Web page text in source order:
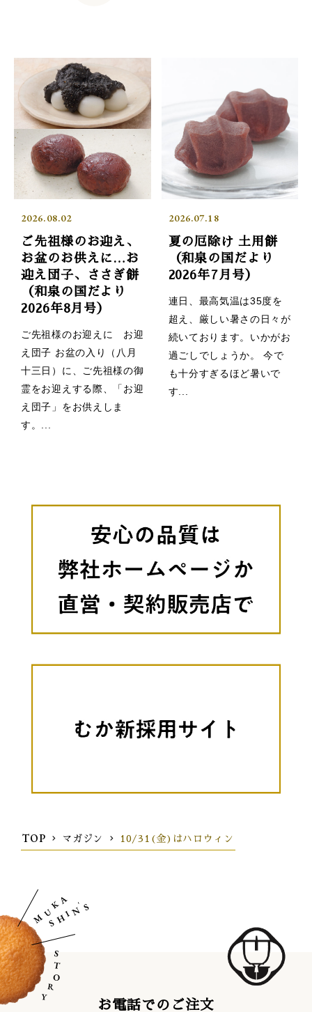
2026.08.02
ご先祖様のお迎え、
お盆のお供えに…お
迎え団子、ささぎ餅
（和泉の国だより
2026年8月号）
ご先祖様のお迎えに お迎
え団子 お盆の入り（八月
十三日）に、ご先祖様の御
霊をお迎えする際、「お迎
え団子」をお供えしま
す。...
2026.07.18
夏の厄除け 土用餅
（和泉の国だより
2026年7月号）
連日、最高気温は35度を
超え、厳しい暑さの日々が
続いております。いかがお
過ごしでしょうか。 今で
も十分すぎるほど暑いで
す...
TOP マガジン 10/31(金)はハロウィン
お電話でのご注文